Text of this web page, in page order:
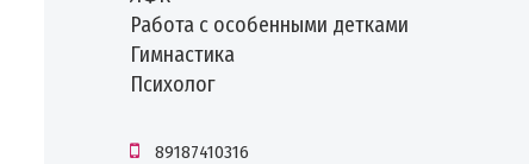
Работа с особенными детками
Гимнастика
Психолог
89187410316